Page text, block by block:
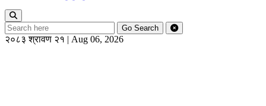
Go Search
२०८३ श्रावण २१ | Aug 06, 2026